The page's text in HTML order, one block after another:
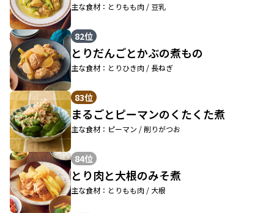
主な食材：とりもも肉 / 豆乳
82位
とりだんごとかぶの煮もの
主な食材：とりひき肉 / 長ねぎ
83位
まるごとピーマンのくたくた煮
主な食材：ピーマン / 削りがつお
84位
とり肉と大根のみそ煮
主な食材：とりもも肉 / 大根